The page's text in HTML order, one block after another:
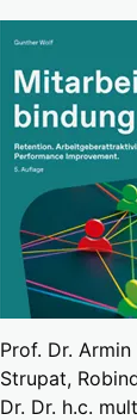
Prof. Dr.
Strupat,
Dr. Dr. h.c.